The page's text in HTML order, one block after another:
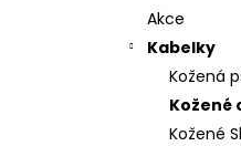
Akce
Kabelky
Kožená
Kožené
Kožené